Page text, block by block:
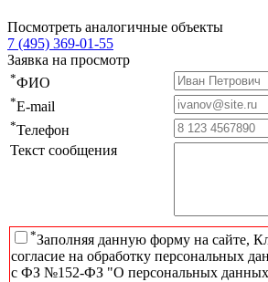
Посмотреть аналогичные объекты
7 (495) 369-01-55
Заявка на просмотр
*ФИО
*E-mail
*Телефон
Текст сообщения
*Заполняя данную форму на сайте,
согласие на обработку персональных
с ФЗ №152-ФЗ "О персональных